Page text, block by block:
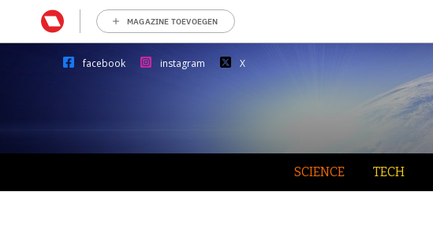
MAGAZINE TOEVOEGEN
facebook instagram X
SCIENCE TECH